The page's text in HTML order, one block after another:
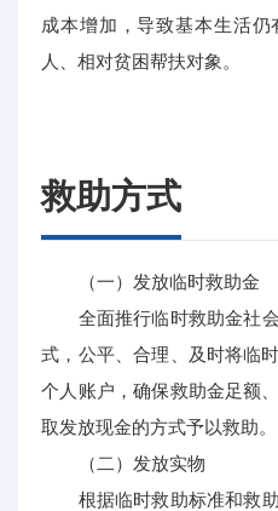
成本增加，导致基本生活
人、相对贫困帮扶对象。
救助方式
（一）发放临时救助金
全面推行临时救助金社
式，公平、合理、及时将临
个人账户，确保救助金足额
取发放现金的方式予以救助。
（二）发放实物
根据临时救助标准和救